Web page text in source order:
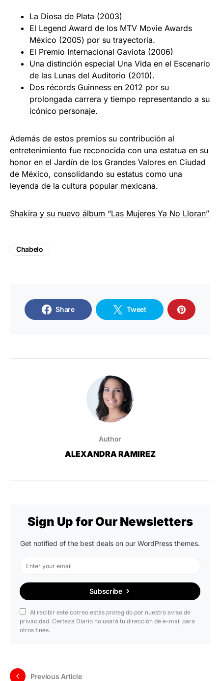
La Diosa de Plata (2003)
El Legend Award de los MTV Movie Awards
México (2005) por su trayectoria.
El Premio Internacional Gaviota (2006)
Una distinción especial Una Vida en el Escenario
de las Lunas del Auditorio (2010).
Dos récords Guinness en 2012 por su
prolongada carrera y tiempo representando a su
icónico personaje.
Además de estos premios su contribución al
entretenimiento fue reconocida con una estatua en su
honor en el Jardín de los Grandes Valores en Ciudad
de México, consolidando su estatus como una
leyenda de la cultura popular mexicana.
Shakira y su nuevo álbum “Las Mujeres Ya No Lloran”
Chabelo
Share Tweet
Author
ALEXANDRA RAMIREZ
Sign Up for Our Newsletters
Get notified of the best deals on our WordPress themes.
Subscribe
Al recibir este correo estás protegido por nuestro aviso de
privacidad. Certeza Diario no usará tu dirección de e-mail para
otros fines.
Previous Article